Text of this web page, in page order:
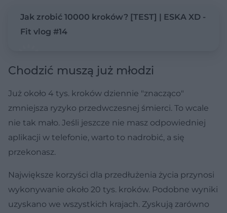
Jak zrobić 10000 kroków? [TEST] | ESKA XD -
Fit vlog #14
Chodzić muszą już młodzi
Już około 4 tys. kroków dziennie "znacząco"
zmniejsza ryzyko przedwczesnej śmierci. To wcale
nie tak mało. Jeśli jeszcze nie masz odpowiedniej
aplikacji w telefonie, warto to nadrobić, a się
przekonasz.
Największe korzyści dla przedłużenia życia przynosi
wykonywanie około 20 tys. kroków. Podobne wyniki
uzyskano we wszystkich krajach. Zyskują zarówno